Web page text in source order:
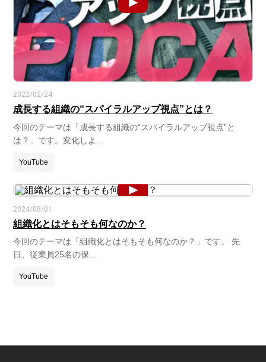
2022/02/24
成長する組織の“スパイラルアップ視点”とは？
今回のテーマは「成長する組織の“スパイラルアップ視点”と
は？」です。変化しよ...
YouTube
2024/08/01
組織化とはそもそも何なのか？
今回のテーマは「組織化とはそもそも何なのか？」です。 先
日、従業員25名の保...
YouTube